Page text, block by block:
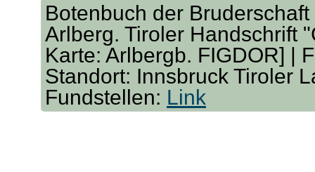
Botenbuch der
Arlberg. Tiroler Handschrift
Karte: Arlbergb. FIGDOR] |
Standort: Innsbruck Tiroler
Fundstellen: Link